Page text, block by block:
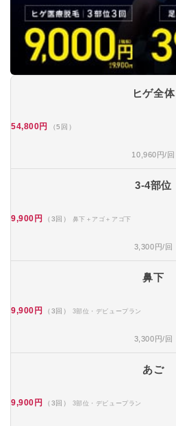
ヒゲ全体
54,800円 （5回）
10,960円/回
3-4部位
9,900円 （3回） 鼻下＋アゴ＋アゴ下
3,300円/回
鼻下
9,900円 （3回） 3部位・デビュープラン
3,300円/回
あご
9,900円 （3回） 3部位・デビュープラン